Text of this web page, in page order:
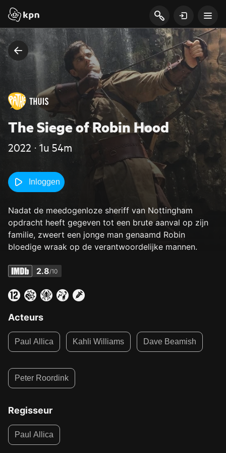
The Siege of Robin Hood
2022 ‧ 1u 54m
Inloggen
Nadat de meedogenloze sheriff van Nottingham
opdracht heeft gegeven tot een brute aanval op zijn
familie, zweert een jonge man genaamd Robin
bloedige wraak op de verantwoordelijke mannen.
2.8/10
Acteurs
Paul Allica Kahli Williams Dave Beamish
Peter Roordink
Regisseur
Paul Allica